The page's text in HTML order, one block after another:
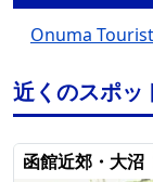
Onuma
近くのスポッ
函館近郊・大沼